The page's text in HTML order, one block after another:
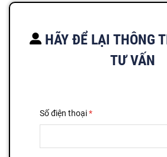
HÃY ĐỂ LẠI THÔNG
TƯ VẤN